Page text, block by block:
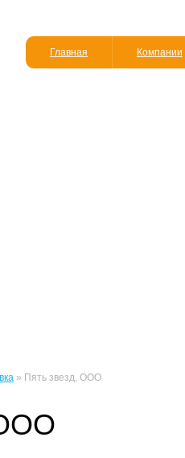
Главная Компании
» Пять звезд, ООО